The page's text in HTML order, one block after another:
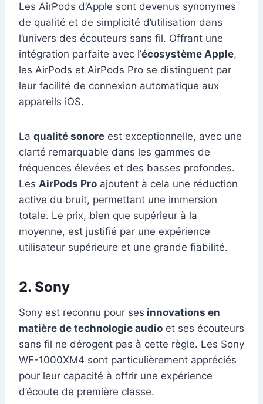
Les AirPods d’Apple sont devenus synonymes
de qualité et de simplicité d’utilisation dans
l’univers des écouteurs sans fil. Offrant une
intégration parfaite avec l’écosystème Apple,
les AirPods et AirPods Pro se distinguent par
leur facilité de connexion automatique aux
appareils iOS.
La qualité sonore est exceptionnelle, avec une
clarté remarquable dans les gammes de
fréquences élevées et des basses profondes.
Les AirPods Pro ajoutent à cela une réduction
active du bruit, permettant une immersion
totale. Le prix, bien que supérieur à la
moyenne, est justifié par une expérience
utilisateur supérieure et une grande fiabilité.
2. Sony
Sony est reconnu pour ses innovations en
matière de technologie audio et ses écouteurs
sans fil ne dérogent pas à cette règle. Les Sony
WF-1000XM4 sont particulièrement appréciés
pour leur capacité à offrir une expérience
d’écoute de première classe.